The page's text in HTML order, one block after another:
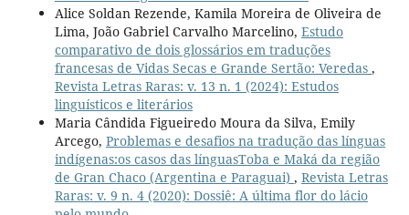
Alice Soldan Rezende, Kamila Moreira de Oliveira de
Lima, João Gabriel Carvalho Marcelino, Estudo
comparativo de dois glossários em traduções
francesas de Vidas Secas e Grande Sertão: Veredas ,
Revista Letras Raras: v. 13 n. 1 (2024): Estudos
linguísticos e literários
Maria Cândida Figueiredo Moura da Silva, Emily
Arcego, Problemas e desafios na tradução das línguas
indígenas:os casos das línguasToba e Maká da região
de Gran Chaco (Argentina e Paraguai) , Revista Letras
Raras: v. 9 n. 4 (2020): Dossiê: A última flor do lácio